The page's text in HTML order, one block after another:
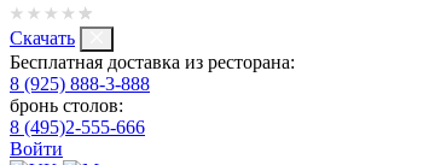
Скачать
Бесплатная доставка из ресторана:
8 (925) 888-3-888
бронь столов:
8 (495)2-555-666
Войти